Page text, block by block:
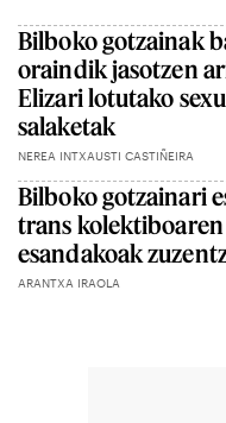
Bilboko gotzainak
oraindik jasotzen
Elizari lotutako
salaketak
NEREA INTXAUSTI CASTIÑEIRA
Bilboko gotzainari
trans
esandakoak
ARANTXA IRAOLA